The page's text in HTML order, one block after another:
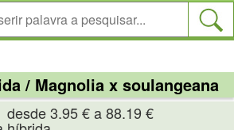
/ Magnolia x soulangeana
3.95 € a 88.19 €
de Cookies